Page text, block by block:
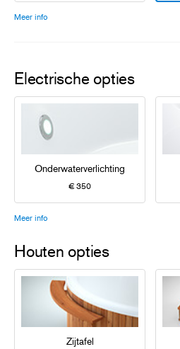
Meer info
Electrische opties
Onderwaterverlichting
€ 350
Meer info
Houten opties
Zijtafel